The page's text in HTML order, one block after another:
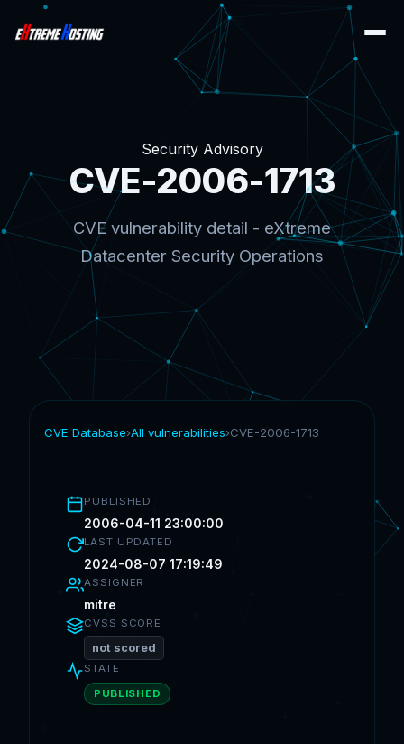
Security Advisory
CVE-2006-1713
CVE vulnerability detail - eXtreme
Datacenter Security Operations
CVE Database›All vulnerabilities›CVE-2006-1713
PUBLISHED
2006-04-11 23:00:00
LAST UPDATED
2024-08-07 17:19:49
ASSIGNER
mitre
CVSS SCORE
not scored
STATE
PUBLISHED